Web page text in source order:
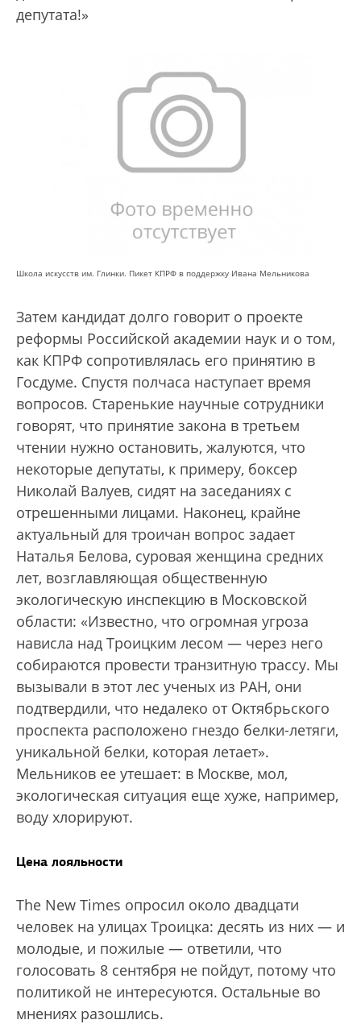
депутата!»
Школа искусств им. Глинки. Пикет КПРФ в поддержку Ивана Мельникова
Затем кандидат долго говорит о проекте
реформы Российской академии наук и о том,
как КПРФ сопротивлялась его принятию в
Госдуме. Спустя полчаса наступает время
вопросов. Старенькие научные сотрудники
говорят, что принятие закона в третьем
чтении нужно остановить, жалуются, что
некоторые депутаты, к примеру, боксер
Николай Валуев, сидят на заседаниях с
отрешенными лицами. Наконец, крайне
актуальный для троичан вопрос задает
Наталья Белова, суровая женщина средних
лет, возглавляющая общественную
экологическую инспекцию в Московской
области: «Известно, что огромная угроза
нависла над Троицким лесом — через него
собираются провести транзитную трассу. Мы
вызывали в этот лес ученых из РАН, они
подтвердили, что недалеко от Октябрьского
проспекта расположено гнездо белки-летяги,
уникальной белки, которая летает».
Мельников ее утешает: в Москве, мол,
экологическая ситуация еще хуже, например,
воду хлорируют.
Цена лояльности
The New Times опросил около двадцати
человек на улицах Троицка: десять из них — и
молодые, и пожилые — ответили, что
голосовать 8 сентября не пойдут, потому что
политикой не интересуются. Остальные во
мнениях разошлись.